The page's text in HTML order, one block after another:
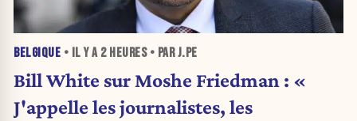
BELGIQUE • IL Y A 2 HEURES• PAR J.PE
Bill White sur Moshe Friedman : «
J'appelle les journalistes, les